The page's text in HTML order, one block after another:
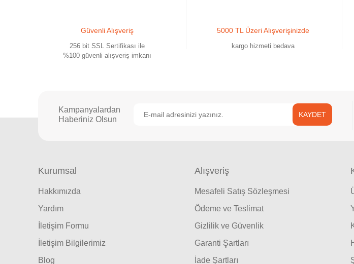
Güvenli Alışveriş
256 bit SSL Sertifikası ile
%100 güvenli alışveriş imkanı
5000 TL Üzeri Alışverişinizde
kargo hizmeti bedava
Kampanyalardan
Haberiniz Olsun
KAYDET
Kurumsal
Hakkımızda
Yardım
İletişim Formu
İletişim Bilgilerimiz
Blog
Alışveriş
Mesafeli Satış Sözleşmesi
Ödeme ve Teslimat
Gizlilik ve Güvenlik
Garanti Şartları
İade Şartları